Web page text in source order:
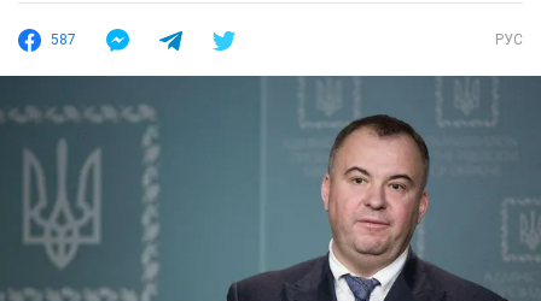
587 РУС